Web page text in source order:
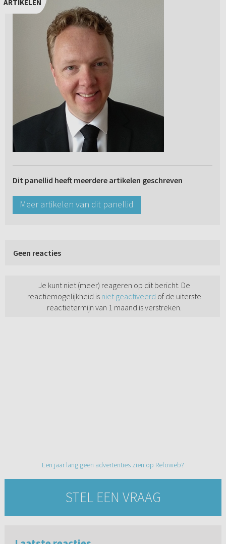
ARTIKELEN
Dit panellid heeft meerdere artikelen geschreven
Meer artikelen van dit panellid
Geen reacties
Je kunt niet (meer) reageren op dit bericht. De
reactiemogelijkheid is niet geactiveerd of de uiterste
reactietermijn van 1 maand is verstreken.
Een jaar lang geen advertenties zien op Refoweb?
STEL EEN VRAAG